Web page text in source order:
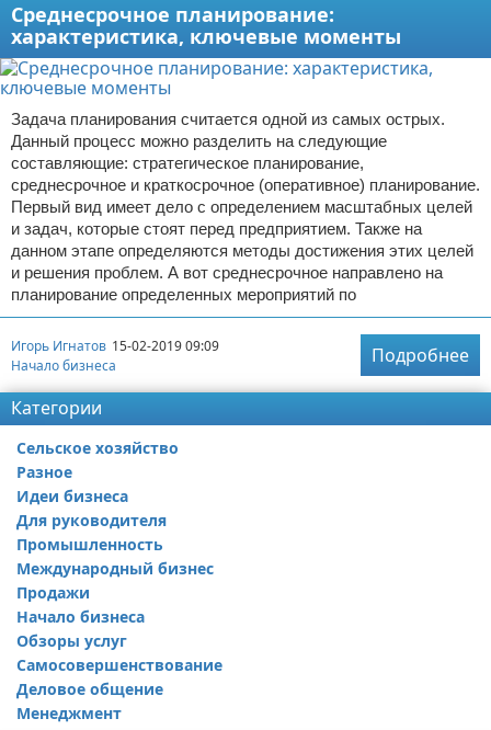
Среднесрочное планирование:
характеристика, ключевые моменты
Задача планирования считается одной из самых острых.
Данный процесс можно разделить на следующие
составляющие: стратегическое планирование,
среднесрочное и краткосрочное (оперативное) планирование.
Первый вид имеет дело с определением масштабных целей
и задач, которые стоят перед предприятием. Также на
данном этапе определяются методы достижения этих целей
и решения проблем. А вот среднесрочное направлено на
планирование определенных мероприятий по
Игорь Игнатов 15-02-2019 09:09
Начало бизнеса
Подробнее
Категории
Сельское хозяйство
Разное
Идеи бизнеса
Для руководителя
Промышленность
Международный бизнес
Продажи
Начало бизнеса
Обзоры услуг
Самосовершенствование
Деловое общение
Менеджмент